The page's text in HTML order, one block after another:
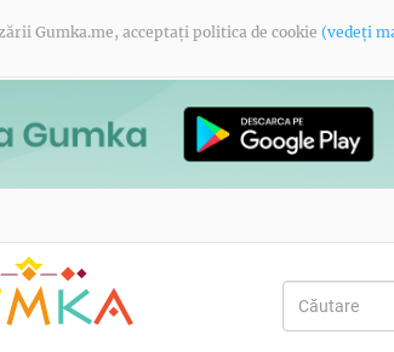
Gumka.me, acceptați politica de cookie (vedeți